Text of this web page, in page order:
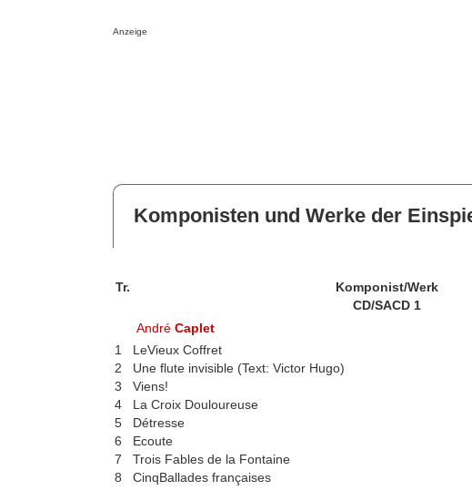
Anzeige
Komponisten und Werke der
Tr. Komponist/Werk
CD/SACD 1
AndréCaplet
1
LeVieux Coffret
2
Une flute invisible (Text: Victor Hugo)
3
Viens!
4
La Croix Douloureuse
5
Détresse
6
Ecoute
7
Trois Fables de la Fontaine
8
CinqBallades françaises